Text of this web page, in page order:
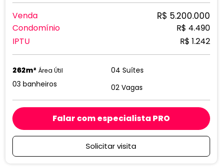
Venda R$ 5.200.000
Condomínio
R$ 4.490
IPTU
R$ 1.242
262m² Área Útil
04 Suítes
03 banheiros
02 Vagas
Falar com especialista PRO
Solicitar visita